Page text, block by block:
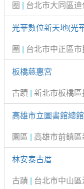
圈
台北市大同區
光華數位新天地(光
圈
台北市中正區
板橋慈惠宮
古蹟
新北市板橋
高雄市立圖書館總館
園區
高雄市前鎮
林安泰古厝
古蹟
台北市中山